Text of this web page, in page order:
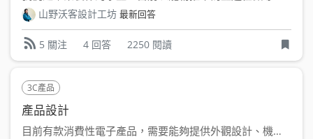
山野沃客設計工坊 最新回答
5 關注 4 回答 2250 閱讀
3C產品
產品設計
目前有款消費性電子產品，需要能夠提供外觀設計、機構設計、少...